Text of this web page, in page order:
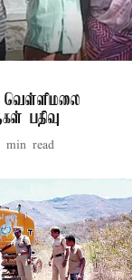
பதிவு
min read